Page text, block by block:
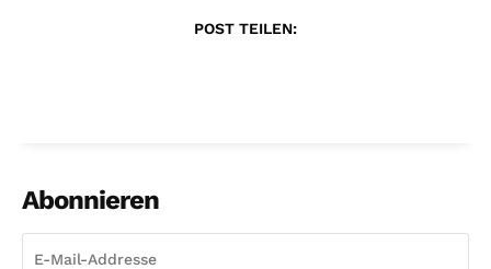
POST TEILEN:
Abonnieren